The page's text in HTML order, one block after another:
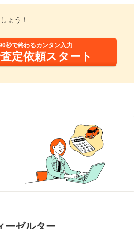
ょう！
秒で終わるカンタン入力
定依頼スタート
ーゼルター